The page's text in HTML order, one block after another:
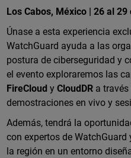
Los Cabos, México | 26 al
Únase a esta experiencia
WatchGuard ayuda a las
postura de ciberseguridad y
el evento exploraremos las
FireCloud y CloudDRa través
demostraciones en vivo y
Además, tendrá la
con expertos de
la región en un entorno